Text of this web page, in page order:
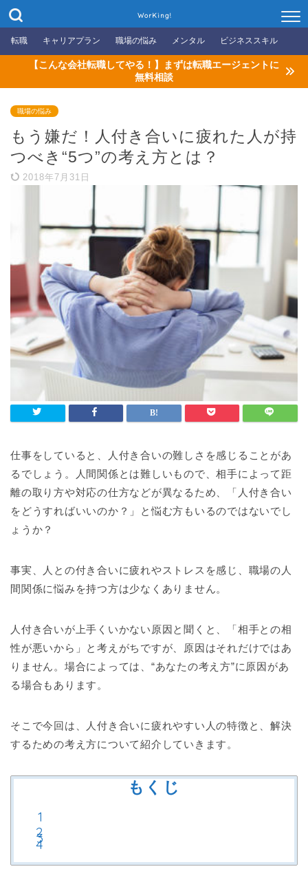
WorKing!
転職 キャリアプラン 職場の悩み メンタル ビジネススキル
【こんな会社転職してやる！】まずは転職エージェントに
無料相談
職場の悩み
もう嫌だ！人付き合いに疲れた人が持
つべき“5つ”の考え方とは？
2018年7月31日
仕事をしていると、人付き合いの難しさを感じることがあ
るでしょう。人間関係とは難しいもので、相手によって距
離の取り方や対応の仕方などが異なるため、「人付き合い
をどうすればいいのか？」と悩む方もいるのではないでし
ょうか？
事実、人との付き合いに疲れやストレスを感じ、職場の人
間関係に悩みを持つ方は少なくありません。
人付き合いが上手くいかない原因と聞くと、「相手との相
性が悪いから」と考えがちですが、原因はそれだけではあ
りません。場合によっては、“あなたの考え方”に原因があ
る場合もあります。
そこで今回は、人付き合いに疲れやすい人の特徴と、解決
するための考え方について紹介していきます。
もくじ